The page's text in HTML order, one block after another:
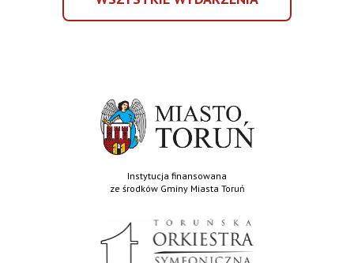
TORUNIU
WSZYSTKIE
WYDARZENIA
Instytucja finansowana
ze środków Gminy Miasta Toruń